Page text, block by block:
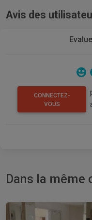
Avis des
CONNECTEZ-
VOUS
Dans la même